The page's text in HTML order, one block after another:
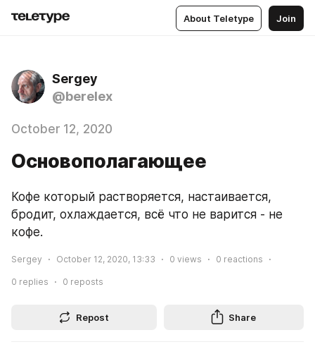
About Teletype Join
Sergey
@berelex
October 12, 2020
Основополагающее
Кофе который растворяется, настаивается,
бродит, охлаждается, всё что не варится - не
кофе.
Sergey October 12, 2020, 13:33 0 views 0 reactions
0 replies 0 reposts
Repost Share